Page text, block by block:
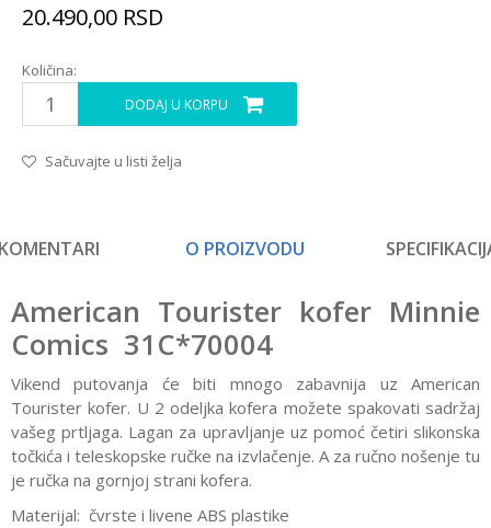
20.490,00 RSD
Količina:
DODAJ U KORPU
Sačuvajte u listi želja
O PROIZVODU
American Tourister kofer Minnie
Comics 31C*70004
Vikend putovanja će biti mnogo zabavnija uz American
Tourister kofer. U 2 odeljka kofera možete spakovati sadržaj
vašeg prtljaga. Lagan za upravljanje uz pomoć četiri slikonska
točkića i teleskopske ručke na izvlačenje. A za ručno nošenje tu
je ručka na gornjoj strani kofera.
Materijal: čvrste i livene ABS plastike